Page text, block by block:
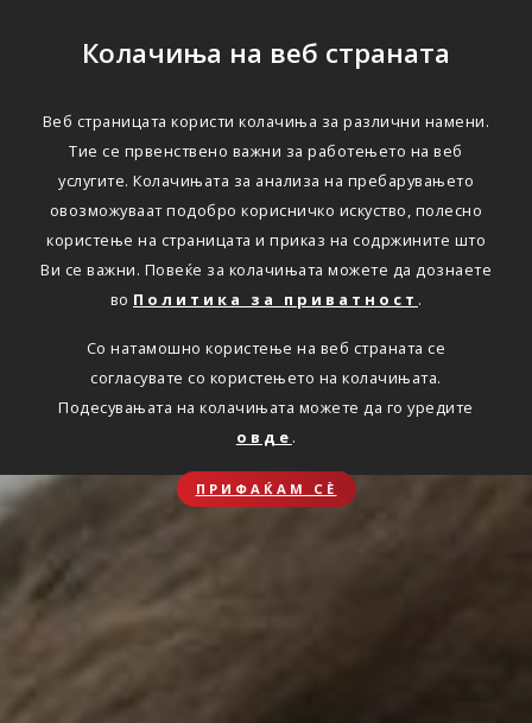
Колачиња на веб страната
Веб страницата користи колачиња за различни намени.
Тие се првенствено важни за работењето на веб
услугите. Колачињата за анализа на пребарувањето
овозможуваат подобро корисничко искуство, полесно
користење на страницата и приказ на содржините што
Ви се важни. Повеќе за колачињата можете да дознаете
во Политика за приватност .
Со натамошно користење на веб страната се
согласувате со користењето на колачињата.
Подесувањата на колачињата можете да го уредите
овде .
ПРИФАЌАМ СЀ